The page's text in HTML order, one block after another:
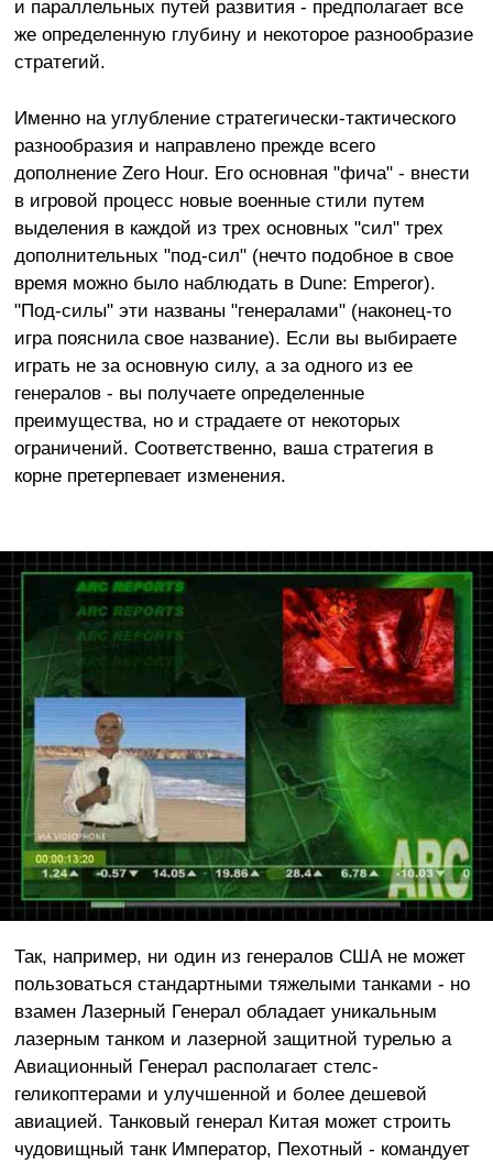
и параллельных путей развития - предполагает все
же определенную глубину и некоторое разнообразие
стратегий.
Именно на углубление стратегически-тактического
разнообразия и направлено прежде всего
дополнение Zero Hour. Его основная "фича" - внести
в игровой процесс новые военные стили путем
выделения в каждой из трех основных "сил" трех
дополнительных "под-сил" (нечто подобное в свое
время можно было наблюдать в Dune: Emperor).
"Под-силы" эти названы "генералами" (наконец-то
игра пояснила свое название). Если вы выбираете
играть не за основную силу, а за одного из ее
генералов - вы получаете определенные
преимущества, но и страдаете от некоторых
ограничений. Соответственно, ваша стратегия в
корне претерпевает изменения.
Так, например, ни один из генералов США не может
пользоваться стандартными тяжелыми танками - но
взамен Лазерный Генерал обладает уникальным
лазерным танком и лазерной защитной турелью а
Авиационный Генерал располагает стелс-
геликоптерами и улучшенной и более дешевой
авиацией. Танковый генерал Китая может строить
чудовищный танк Император, Пехотный - командует